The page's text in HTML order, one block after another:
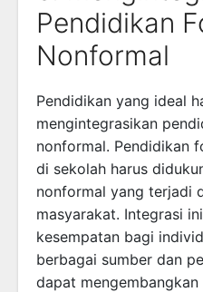
Pendidikan
Nonformal
Pendidikan yang ideal
mengintegrasikan
nonformal. Pendidikan
di sekolah harus
nonformal yang terjadi
masyarakat. Integrasi
kesempatan bagi
berbagai sumber dan
dapat